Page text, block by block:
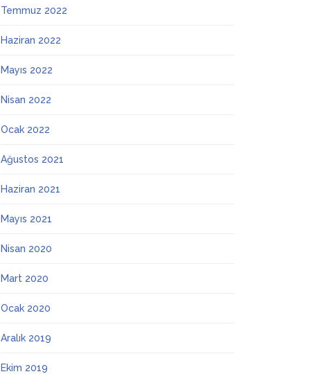
Temmuz 2022
Haziran 2022
Mayıs 2022
Nisan 2022
Ocak 2022
Ağustos 2021
Haziran 2021
Mayıs 2021
Nisan 2020
Mart 2020
Ocak 2020
Aralık 2019
Ekim 2019